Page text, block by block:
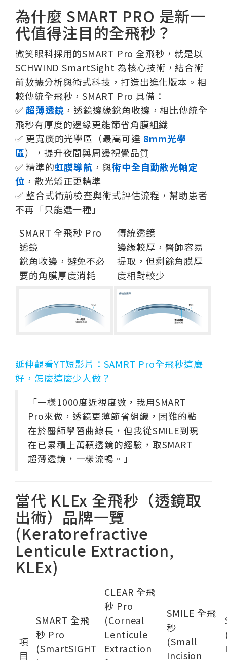
為什麼 SMART PRO 是新一
代值得注目的全飛秒？
微笑眼科採用的SMART Pro 全飛秒，就是以
SCHWIND SmartSight 為核心技術，結合術
前數據分析與術式科技，打造出進化版本。相
較傳統全飛秒，SMART Pro 具備：
✅ 超薄透鏡 ，透鏡邊緣銳角收邊，相比傳統全
飛秒有厚度的邊緣更能節省角膜組織
✅ 更寬廣的光學區（最高可達 8mm光學
區），提升夜間與周邊視覺品質
✅ 精準的虹膜導航 ，與術中全自動散光軸定
位 ，散光矯正更精準
✅ 整合式術前檢查與術式評估流程，幫助患者
不再「只能選一種」
SMART 全飛秒 Pro
透鏡
銳角收邊，避免不必
要的角膜厚度消耗
傳統透鏡
邊緣較厚，醫師容易
提取，但剩餘角膜厚
度相對較少
延伸觀看YT短影片：SAMRT Pro全飛秒這麼
好，怎麼這麼少人做？
「一樣1000度近視度數，我用SMART
Pro來做，透鏡更薄節省組織，困難的點
在於醫師學習曲線長，但我從SMILE到現
在已累積上萬顆透鏡的經驗，取SMART
超薄透鏡，一樣流暢。」
當代 KLEx 全飛秒（透鏡取
出術）品牌一覽
(Keratorefractive
Lenticule Extraction,
KLEx)
項
目
SMART 全飛
秒 Pro
(SmartSIGHT
CLEAR 全飛
秒 Pro
(Corneal
Lenticule
Extraction
SMILE 全飛
秒
(Small
Incision